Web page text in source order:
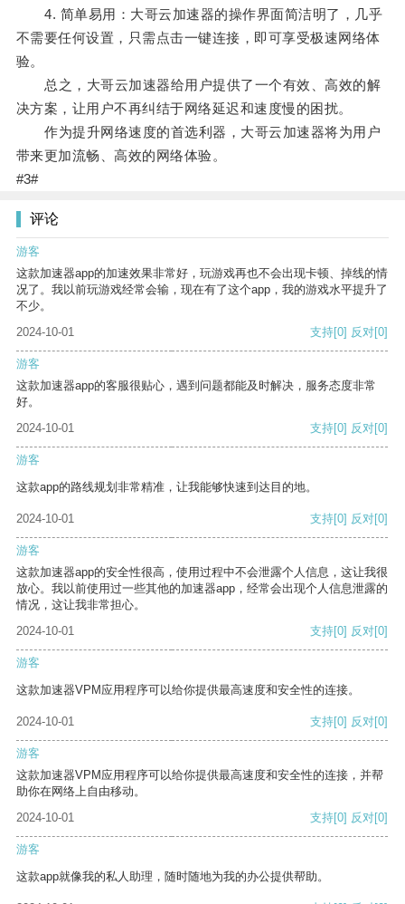
4. 简单易用：大哥云加速器的操作界面简洁明了，几乎
不需要任何设置，只需点击一键连接，即可享受极速网络体
验。
总之，大哥云加速器给用户提供了一个有效、高效的解
决方案，让用户不再纠结于网络延迟和速度慢的困扰。
作为提升网络速度的首选利器，大哥云加速器将为用户
带来更加流畅、高效的网络体验。
#3#
评论
游客
这款加速器app的加速效果非常好，玩游戏再也不会出现卡顿、掉线的情
况了。我以前玩游戏经常会输，现在有了这个app，我的游戏水平提升了
不少。
2024-10-01
支持[0] 反对[0]
游客
这款加速器app的客服很贴心，遇到问题都能及时解决，服务态度非常
好。
2024-10-01
支持[0] 反对[0]
游客
这款app的路线规划非常精准，让我能够快速到达目的地。
2024-10-01 支持[0] 反对[0]
游客
这款加速器app的安全性很高，使用过程中不会泄露个人信息，这让我很
放心。我以前使用过一些其他的加速器app，经常会出现个人信息泄露的
情况，这让我非常担心。
2024-10-01
支持[0] 反对[0]
游客
这款加速器VPM应用程序可以给你提供最高速度和安全性的连接。
2024-10-01 支持[0] 反对[0]
游客
这款加速器VPM应用程序可以给你提供最高速度和安全性的连接，并帮
助你在网络上自由移动。
2024-10-01
支持[0] 反对[0]
游客
这款app就像我的私人助理，随时随地为我的办公提供帮助。